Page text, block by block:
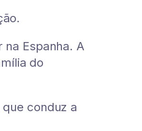
Espanha. A
do
conduz a